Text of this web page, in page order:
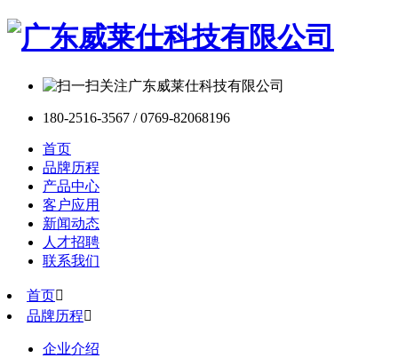
180-2516-3567 / 0769-82068196
首页
品牌历程
产品中心
客户应用
新闻动态
人才招聘
联系我们
首页
品牌历程
企业介绍